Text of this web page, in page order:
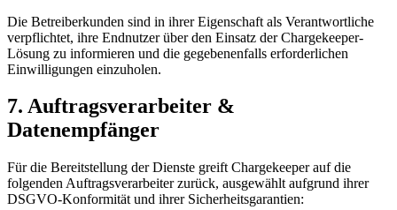
Die Betreiberkunden sind in ihrer Eigenschaft als Verantwortliche
verpflichtet, ihre Endnutzer über den Einsatz der Chargekeeper-
Lösung zu informieren und die gegebenenfalls erforderlichen
Einwilligungen einzuholen.
7. Auftragsverarbeiter &
Datenempfänger
Für die Bereitstellung der Dienste greift Chargekeeper auf die
folgenden Auftragsverarbeiter zurück, ausgewählt aufgrund ihrer
DSGVO-Konformität und ihrer Sicherheitsgarantien: